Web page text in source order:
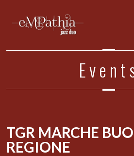
TGR MARCHE
REGIONE